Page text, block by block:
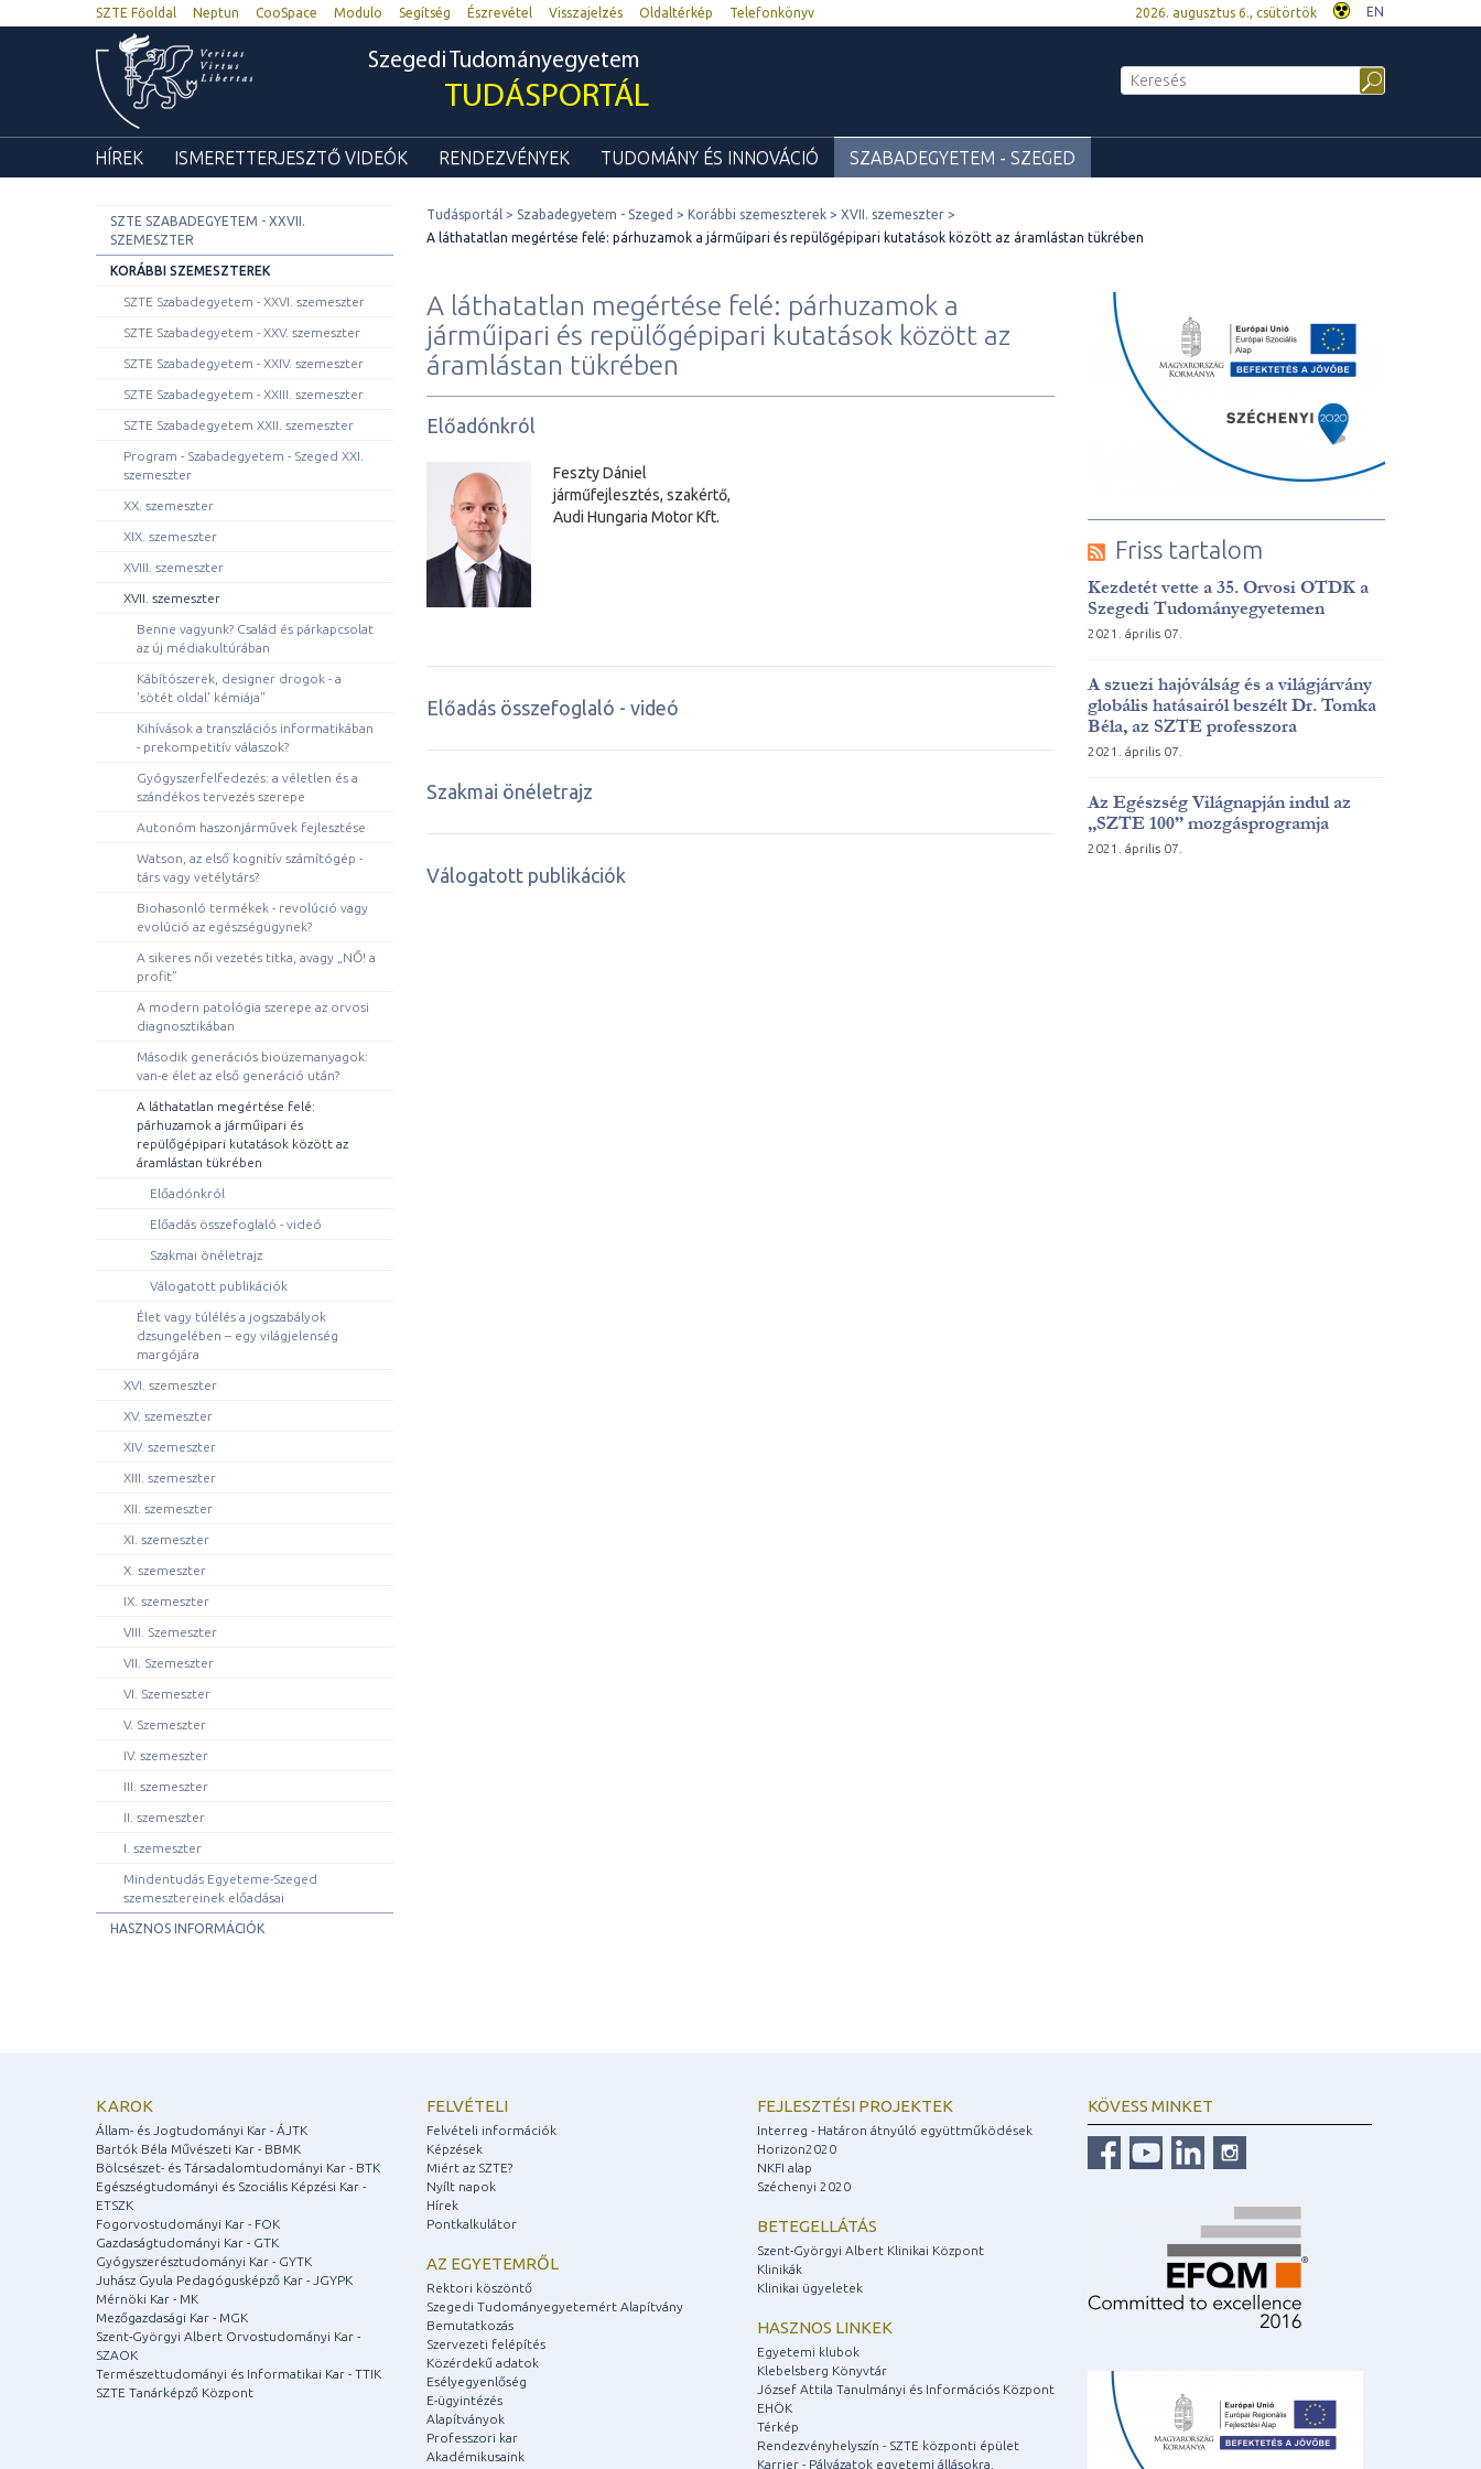
SZTE Főoldal Neptun CooSpace Modulo Segítség Észrevétel Visszajelzés Oldaltérkép Telefonkönyv 2026. augusztus 6., csütörtök EN
Szegedi Tudományegyetem
TUDÁSPORTÁL
HÍREK ISMERETTERJESZTŐ VIDEÓK RENDEZVÉNYEK TUDOMÁNY ÉS INNOVÁCIÓ SZABADEGYETEM - SZEGED
SZTE SZABADEGYETEM - XXVII.
SZEMESZTER
KORÁBBI SZEMESZTEREK
SZTE Szabadegyetem - XXVI. szemeszter
SZTE Szabadegyetem - XXV. szemeszter
SZTE Szabadegyetem - XXIV. szemeszter
SZTE Szabadegyetem - XXIII. szemeszter
SZTE Szabadegyetem XXII. szemeszter
Program - Szabadegyetem - Szeged XXI.
szemeszter
XX. szemeszter
XIX. szemeszter
XVIII. szemeszter
XVII. szemeszter
Benne vagyunk? Család és párkapcsolat
az új médiakultúrában
Kábítószerek, designer drogok - a
'sötét oldal' kémiája"
Kihívások a transzlációs informatikában
- prekompetitív válaszok?
Gyógyszerfelfedezés: a véletlen és a
szándékos tervezés szerepe
Autonóm haszonjárművek fejlesztése
Watson, az első kognitív számítógép -
társ vagy vetélytárs?
Biohasonló termékek - revolúció vagy
evolúció az egészségügynek?
A sikeres női vezetés titka, avagy „NŐ! a
profit”
A modern patológia szerepe az orvosi
diagnosztikában
Második generációs bioüzemanyagok:
van-e élet az első generáció után?
A láthatatlan megértése felé:
párhuzamok a járműipari és
repülőgépipari kutatások között az
áramlástan tükrében
Előadónkról
Előadás összefoglaló - videó
Szakmai önéletrajz
Válogatott publikációk
Élet vagy túlélés a jogszabályok
dzsungelében – egy világjelenség
margójára
XVI. szemeszter
XV. szemeszter
XIV. szemeszter
XIII. szemeszter
XII. szemeszter
XI. szemeszter
X. szemeszter
IX. szemeszter
VIII. Szemeszter
VII. Szemeszter
VI. Szemeszter
V. Szemeszter
IV. szemeszter
III. szemeszter
II. szemeszter
I. szemeszter
Mindentudás Egyeteme-Szeged
szemesztereinek előadásai
HASZNOS INFORMÁCIÓK
Tudásportál Szabadegyetem - Szeged Korábbi szemeszterek
XVII. szemeszter
A láthatatlan megértése felé: párhuzamok a járműipari és repülőgépipari kutatások között az áramlástan tükrében
A láthatatlan megértése felé: párhuzamok a
járműipari és repülőgépipari kutatások között az
áramlástan tükrében
Előadónkról
Feszty Dániel
járműfejlesztés, szakértő,
Audi Hungaria Motor Kft.
Előadás összefoglaló - videó
Szakmai önéletrajz
Válogatott publikációk
Friss tartalom
Kezdetét vette a 35. Orvosi OTDK a
Szegedi Tudományegyetemen
2021. április 07.
A szuezi hajóválság és a világjárvány
globális hatásairól beszélt Dr. Tomka
Béla, az SZTE professzora
2021. április 07.
Az Egészség Világnapján indul az
„SZTE 100” mozgásprogramja
2021. április 07.
KAROK
Állam- és Jogtudományi Kar - ÁJTK
Bartók Béla Művészeti Kar - BBMK
Bölcsészet- és Társadalomtudományi Kar - BTK
Egészségtudományi és Szociális Képzési Kar -
ETSZK
Fogorvostudományi Kar - FOK
Gazdaságtudományi Kar - GTK
Gyógyszerésztudományi Kar - GYTK
Juhász Gyula Pedagógusképző Kar - JGYPK
Mérnöki Kar - MK
Mezőgazdasági Kar - MGK
Szent-Györgyi Albert Orvostudományi Kar -
SZAOK
Természettudományi és Informatikai Kar - TTIK
SZTE Tanárképző Központ
FELVÉTELI
Felvételi információk
Képzések
Miért az SZTE?
Nyílt napok
Hírek
Pontkalkulátor
AZ EGYETEMRŐL
Rektori köszöntő
Szegedi Tudományegyetemért Alapítvány
Bemutatkozás
Szervezeti felépítés
Közérdekű adatok
Esélyegyenlőség
E-ügyintézés
Alapítványok
Professzori kar
Akadémikusaink
FEJLESZTÉSI PROJEKTEK
Interreg - Határon átnyúló együttműködések
Horizon2020
NKFI alap
Széchenyi 2020
BETEGELLÁTÁS
Szent-Györgyi Albert Klinikai Központ
Klinikák
Klinikai ügyeletek
HASZNOS LINKEK
Egyetemi klubok
Klebelsberg Könyvtár
József Attila Tanulmányi és Információs Központ
EHÖK
Térkép
Rendezvényhelyszín - SZTE központi épület
Karrier - Pályázatok egyetemi állásokra,
KÖVESS MINKET